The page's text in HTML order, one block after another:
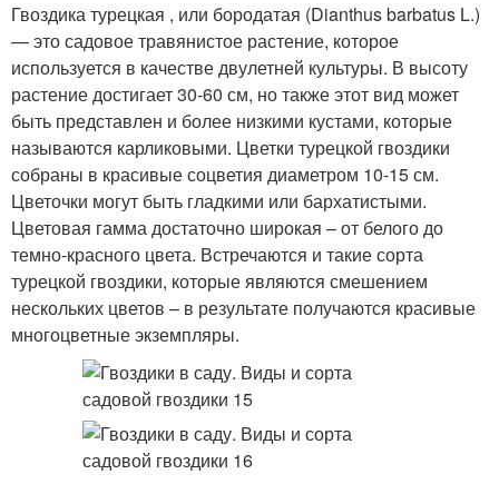
Гвоздика турецкая , или бородатая (Dianthus barbatus L.)
— это садовое травянистое растение, которое
используется в качестве двулетней культуры. В высоту
растение достигает 30-60 см, но также этот вид может
быть представлен и более низкими кустами, которые
называются карликовыми. Цветки турецкой гвоздики
собраны в красивые соцветия диаметром 10-15 см.
Цветочки могут быть гладкими или бархатистыми.
Цветовая гамма достаточно широкая – от белого до
темно-красного цвета. Встречаются и такие сорта
турецкой гвоздики, которые являются смешением
нескольких цветов – в результате получаются красивые
многоцветные экземпляры.